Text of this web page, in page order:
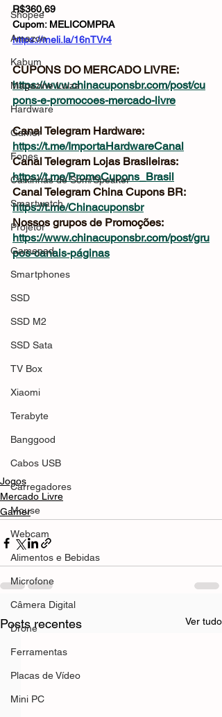
Shopee
Amazon
Kabum
Magazine Luiza
Hardware
Gamer
Fones
Caixinhas de Som/Speaker
Smartwatch
Projetor
Gamepad
Smartphones
SSD
SSD M2
SSD Sata
TV Box
Xiaomi
Terabyte
Banggood
Cabos USB
Carregadores
Mouse
Webcam
Alimentos e Bebidas
Microfone
Câmera Digital
Drone
Ferramentas
Placas de Vídeo
Mini PC
R$360,69
Cupom: MELICOMPRA
https://meli.la/16nTVr4
CUPONS DO MERCADO LIVRE:
https://www.chinacuponsbr.com/post/cu
pons-e-promocoes-mercado-livre
Canal Telegram Hardware:
https://t.me/ImportaHardwareCanal
Canal Telegram Lojas Brasileiras:
https://t.me/PromoCupons_Brasil
Canal Telegram China Cupons BR:
https://t.me/Chinacuponsbr
Nossos grupos de Promoções:
https://www.chinacuponsbr.com/post/gru
pos-canais-páginas
Jogos
Mercado Livre
Gamer
Posts recentes Ver tudo